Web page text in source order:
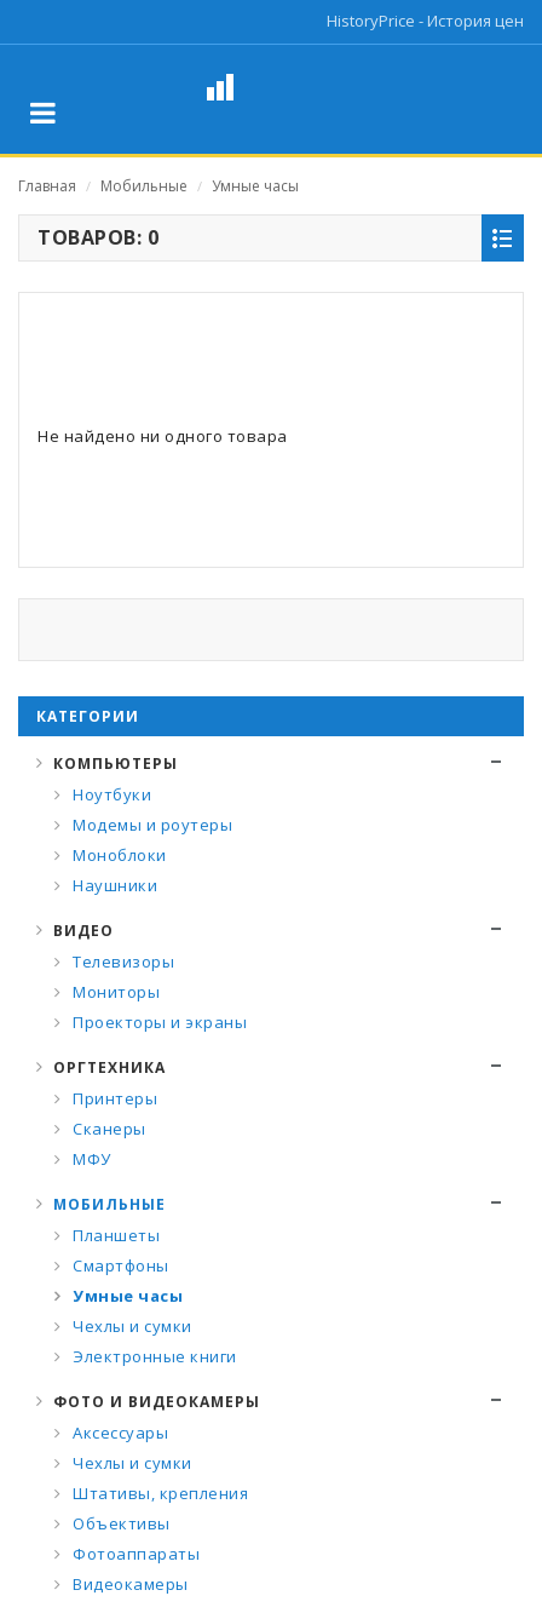
HistoryPrice - История цен
Главная / Мобильные / Умные часы
ТОВАРОВ: 0
Не найдено ни одного товара
КАТЕГОРИИ
КОМПЬЮТЕРЫ
Ноутбуки
Модемы и роутеры
Моноблоки
Наушники
ВИДЕО
Телевизоры
Мониторы
Проекторы и экраны
ОРГТЕХНИКА
Принтеры
Сканеры
МФУ
МОБИЛЬНЫЕ
Планшеты
Смартфоны
Умные часы
Чехлы и сумки
Электронные книги
ФОТО И ВИДЕОКАМЕРЫ
Аксессуары
Чехлы и сумки
Штативы, крепления
Объективы
Фотоаппараты
Видеокамеры